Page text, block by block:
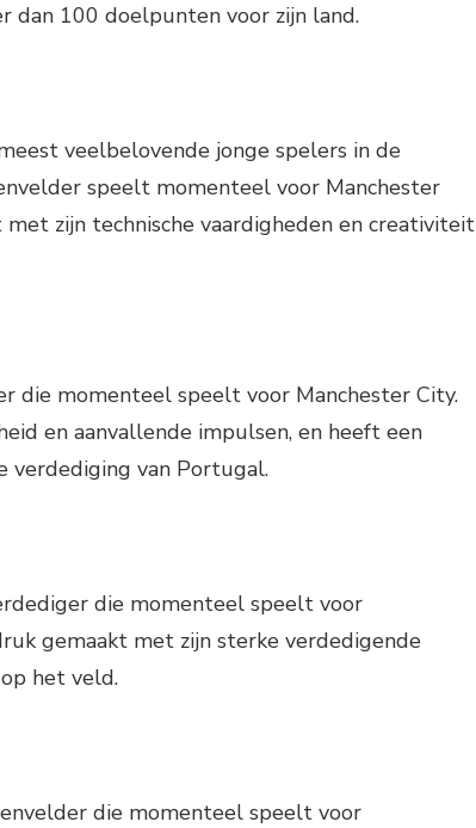
dan 100 doelpunten voor zijn land.
veelbelovende jonge spelers in de
speelt momenteel voor Manchester
zijn technische vaardigheden en creativiteit
die momenteel speelt voor Manchester City.
en aanvallende impulsen, en heeft een
verdediging van Portugal.
die momenteel speelt voor
gemaakt met zijn sterke verdedigende
het veld.
die momenteel speelt voor